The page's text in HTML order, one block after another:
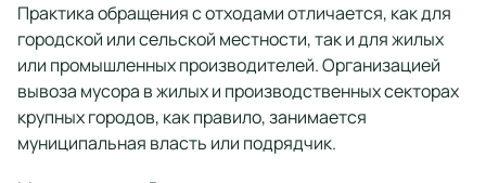
Практика обращения с отходами отличается, как для
городской или сельской местности, так и для жилых
или промышленных производителей. Организацией
вывоза мусора в жилых и производственных секторах
крупных городов, как правило, занимается
муниципальная власть или подрядчик.